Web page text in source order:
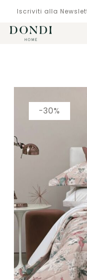
Iscriviti alla
-30%